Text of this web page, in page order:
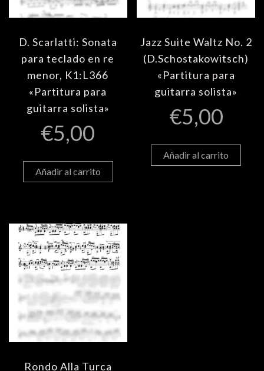
D. Scarlatti: Sonata
para teclado en re
menor, K1:L366
«Partitura para
guitarra solista»
€5,00
Añadir al carrito
Jazz Suite Waltz No. 2
(D.Schostakowitsch)
«Partitura para
guitarra solista»
€5,00
Añadir al carrito
Rondo Alla Turca